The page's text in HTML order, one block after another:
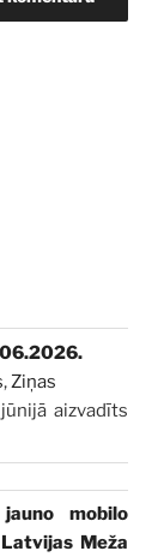
, Ziņas
aizvadīts
mobilo
Meža